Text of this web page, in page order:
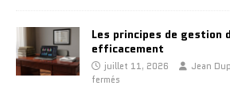
Les principes de gestion
efficacement
juillet 11, 2026 Jean
fermés